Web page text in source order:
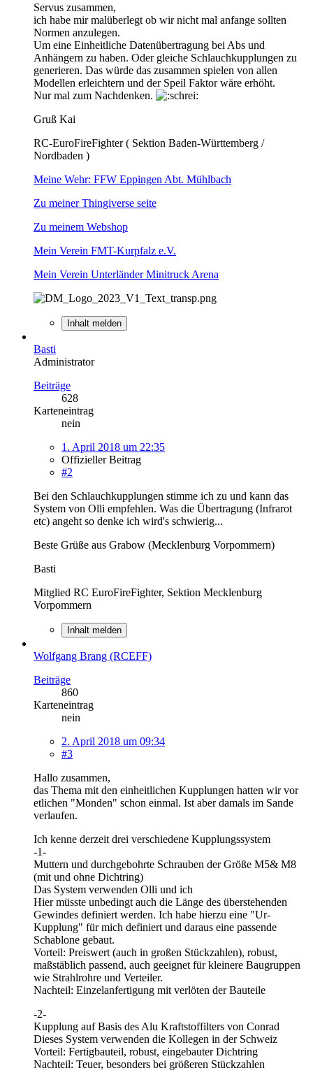
Servus zusammen,
ich habe mir malüberlegt ob wir nicht mal anfange sollten
Normen anzulegen.
Um eine Einheitliche Datenübertragung bei Abs und
Anhängern zu haben. Oder gleiche Schlauchkupplungen zu
generieren. Das würde das zusammen spielen von allen
Modellen erleichtern und der Speil Faktor wäre erhöht.
Nur mal zum Nachdenken.
Gruß Kai
RC-EuroFireFighter ( Sektion Baden-Württemberg /
Nordbaden )
Meine Wehr: FFW Eppingen Abt. Mühlbach
Zu meiner Thingiverse seite
Zu meinem Webshop
Mein Verein FMT-Kurpfalz e.V.
Mein Verein Unterländer Minitruck Arena
Inhalt melden
Basti
Administrator
Beiträge
628
Karteneintrag
nein
1. April 2018 um 22:35
Offizieller Beitrag
#2
Bei den Schlauchkupplungen stimme ich zu und kann das
System von Olli empfehlen. Was die Übertragung (Infrarot
etc) angeht so denke ich wird's schwierig...
Beste Grüße aus Grabow (Mecklenburg Vorpommern)
Basti
Mitglied RC EuroFireFighter, Sektion Mecklenburg
Vorpommern
Inhalt melden
Wolfgang Brang (RCEFF)
Beiträge
860
Karteneintrag
nein
2. April 2018 um 09:34
#3
Hallo zusammen,
das Thema mit den einheitlichen Kupplungen hatten wir vor
etlichen "Monden" schon einmal. Ist aber damals im Sande
verlaufen.
Ich kenne derzeit drei verschiedene Kupplungssystem
-1-
Muttern und durchgebohrte Schrauben der Größe M5& M8
(mit und ohne Dichtring)
Das System verwenden Olli und ich
Hier müsste unbedingt auch die Länge des überstehenden
Gewindes definiert werden. Ich habe hierzu eine "Ur-
Kupplung" für mich definiert und daraus eine passende
Schablone gebaut.
Vorteil: Preiswert (auch in großen Stückzahlen), robust,
maßstäblich passend, auch geeignet für kleinere Baugruppen
wie Strahlrohre und Verteiler.
Nachteil: Einzelanfertigung mit verlöten der Bauteile
-2-
Kupplung auf Basis des Alu Kraftstoffilters von Conrad
Dieses System verwenden die Kollegen in der Schweiz
Vorteil: Fertigbauteil, robust, eingebauter Dichtring
Nachteil: Teuer, besonders bei größeren Stückzahlen